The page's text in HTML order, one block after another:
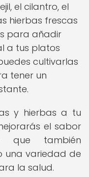
el cilantro, el
hierbas frescas
para añadir
a tus platos
cultivarlas
tener un
y hierbas a tu
el sabor
que también
una variedad de
la salud.